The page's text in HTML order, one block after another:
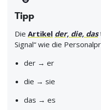
Tipp
Die Artikel der, die, das
Signal“ wie die
der → er
die → sie
das → es